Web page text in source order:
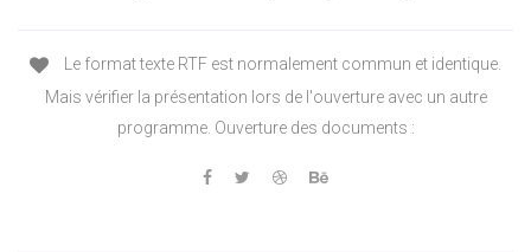
Le format texte RTF est normalement commun et identique.
Mais vérifier la présentation lors de l'ouverture avec un autre
programme. Ouverture des documents :